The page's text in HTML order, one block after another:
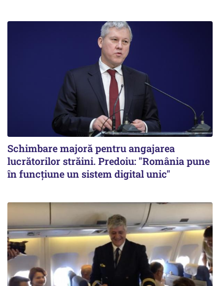
Schimbare majoră pentru angajarea
lucrătorilor străini. Predoiu: "România pune
în funcțiune un sistem digital unic"